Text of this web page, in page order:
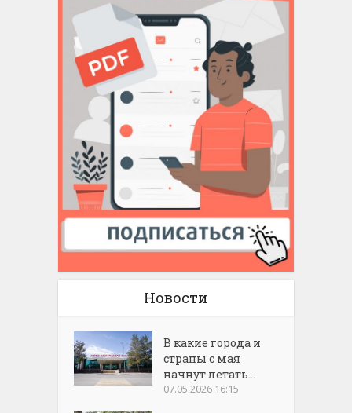
Новости
В какие города и
страны с мая
начнут летать...
07.05.2026 16:15